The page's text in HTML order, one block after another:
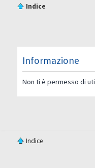
Indice
Informazione
Non ti è permesso di
Indice